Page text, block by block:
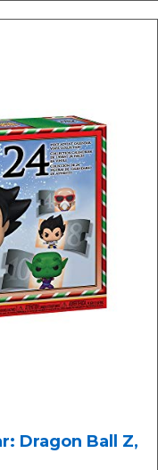
Dragon Ball Z,